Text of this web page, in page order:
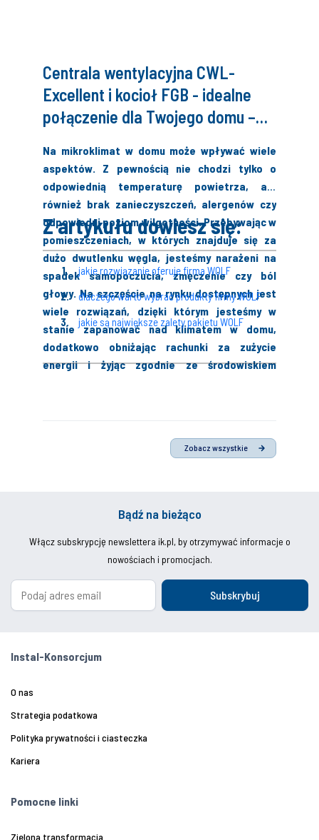
Centrala wentylacyjna CWL-
Excellent i kocioł FGB - idealne
połączenie dla Twojego domu –
IK Edycja Wiosna 2021
Na mikroklimat w domu może wpływać wiele
aspektów. Z pewnością nie chodzi tylko o
odpowiednią temperaturę powietrza, ale
również brak zanieczyszczeń, alergenów czy
odpowiedni poziom wilgotności. Przebywając w
pomieszczeniach, w których znajduje się za
dużo dwutlenku węgla, jesteśmy narażeni na
spadek samopoczucia, zmęczenie czy ból
głowy. Na szczęście na rynku dostępnych jest
wiele rozwiązań, dzięki którym jesteśmy w
stanie zapanować nad klimatem w domu,
dodatkowo obniżając rachunki za zużycie
energii i żyjąc zgodnie ze środowiskiem
Z artykułu dowiesz się:
jakie rozwiązanie oferuje firma WOLF
dlaczego warto wybrać produkty firmy WOLF
jakie są największe zalety pakietu WOLF
Zobacz wszystkie
Bądź na bieżąco
Włącz subskrypcję newslettera ik.pl, by otrzymywać informacje o
nowościach i promocjach.
Subskrybuj
Instal-Konsorcjum
O nas
Strategia podatkowa
Polityka prywatności i ciasteczka
Kariera
Pomocne linki
Zielona transformacja